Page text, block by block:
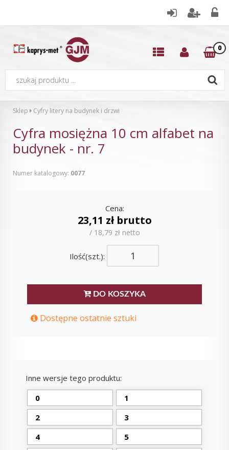
0
Sklep Cyfry litery na budynek i drzwi
Cyfra mosiężna 10 cm alfabet na
budynek - nr. 7
Numer katalogowy: 0077
Cena:
23,11 zł brutto
/ 18,79 zł netto
Ilość(szt.):
DO KOSZYKA
Dostępne ostatnie sztuki
Inne wersje tego produktu:
0
1
2
3
4
5